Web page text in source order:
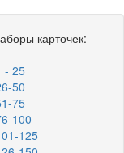
карточек:
- 25
50
75
100
125